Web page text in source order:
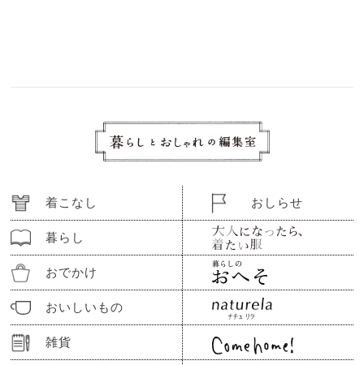
着こなし
暮らし
おでかけ
おいしいもの
雑貨
おしらせ